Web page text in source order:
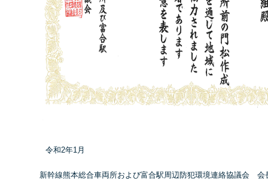
令和2年1月
新幹線熊本総合車両所および富合駅周辺防犯環境連絡協議会 会